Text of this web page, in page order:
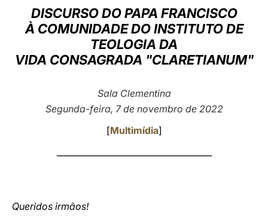
العربيّة
LATINE
DISCURSO DO PAPA FRANCISCO
À COMUNIDADE DO INSTITUTO DE
TEOLOGIA DA
VIDA CONSAGRADA "CLARETIANUM"
Sala Clementina
Segunda-feira, 7 de novembro de 2022
[Multimídia]
Queridos irmãos!